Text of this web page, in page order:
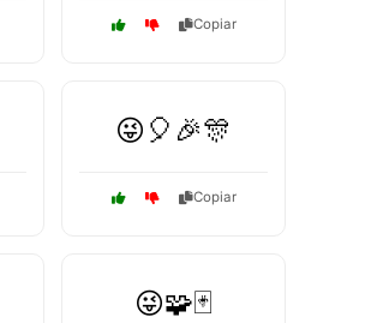
Copiar
😜🎈🎉🎊
Copiar
😜🧩🃏